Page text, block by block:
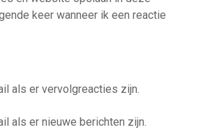
keer wanneer ik een reactie
als er vervolgreacties zijn.
als er nieuwe berichten zijn.